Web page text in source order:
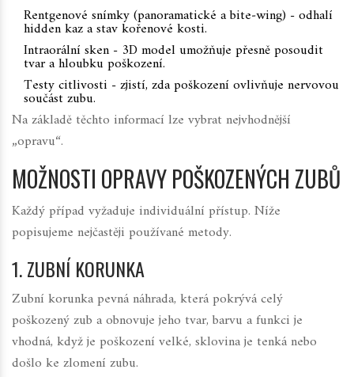
Rentgenové snímky (panoramatické a bite‑wing) - odhalí
hidden kaz a stav kořenové kosti.
Intraorální sken - 3D model umožňuje přesně posoudit
tvar a hloubku poškození.
Testy citlivosti - zjistí, zda poškození ovlivňuje nervovou
součást zubu.
Na základě těchto informací lze vybrat nejvhodnější
„opravu“.
MOŽNOSTI OPRAVY POŠKOZENÝCH ZUBŮ
Každý případ vyžaduje individuální přístup. Níže
popisujeme nejčastěji používané metody.
1. ZUBNÍ KORUNKA
Zubní korunkapevná náhrada, která pokrývá celý
poškozený zub a obnovuje jeho tvar, barvu a funkcije
vhodná, když je poškození velké, sklovina je tenká nebo
došlo ke zlomení zubu.